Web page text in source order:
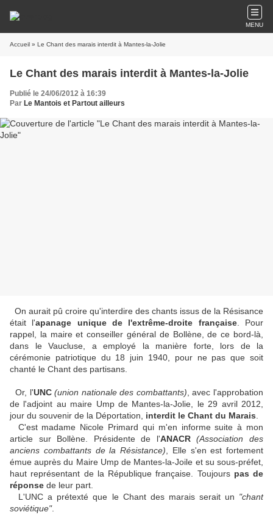
MENU
Accueil » Le Chant des marais interdit à Mantes-la-Jolie
Le Chant des marais interdit à Mantes-la-Jolie
Publié le 24/06/2012 à 16:39
Par Le Mantois et Partout ailleurs
On aurait pû croire qu'interdire des chants issus de la Résisance
était l'apanage unique de l'extrême-droite française. Pour
rappel, la maire et conseiller général de Bollène, de ce bord-là,
dans le Vaucluse, a employé la manière forte, lors de la
cérémonie patriotique du 18 juin 1940, pour ne pas que soit
chanté le Chant des partisans.
Or, l'UNC (union nationale des combattants) , avec l'approbation
de l'adjoint au maire Ump de Mantes-la-Jolie, le 29 avril 2012,
jour du souvenir de la Déportation, interdit le Chant du Marais
C'est madame Nicole Primard qui m'en informe suite à mon
article sur Bollène. Présidente de l'ANACR (Association des
anciens combattants de la Résistance) , Elle s'en est fortement
émue auprès du Maire Ump de Mantes-la-Joile et su sous-préfet,
haut représentant de la République française. Toujours pas de
réponse de leur part.
L'UNC a prétexté que le Chant des marais serait un "chant
soviétique".